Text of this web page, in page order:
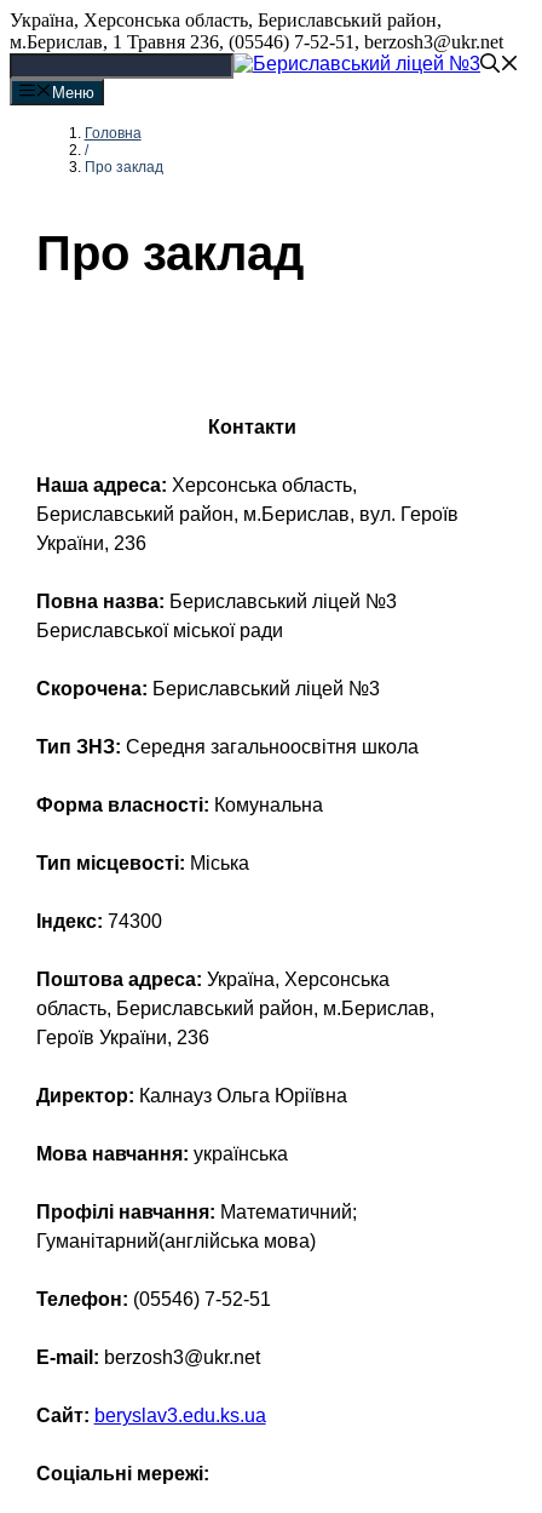
Перейти
до
вмісту
Україна, Херсонська область, Бериславський район,
м.Берислав, 1 Травня 236, (05546) 7-52-51, berzosh3@ukr.net
Меню
Головна
/
Про заклад
Про заклад
Контакти
Наша адреса: Херсонська область,
Бериславський район, м.Берислав, вул. Героїв
України, 236
Повна назва: Бериславський ліцей №3
Бериславської міської ради
Скорочена: Бериславський ліцей №3
Тип ЗНЗ: Середня загальноосвітня школа
Форма власності: Комунальна
Тип місцевості: Міська
Індекс: 74300
Поштова адреса: Україна, Херсонська
область, Бериславський район, м.Берислав,
Героїв України, 236
Директор: Калнауз Ольга Юріївна
Мова навчання: українська
Профілі навчання: Математичний;
Гуманітарний(англійська мова)
Телефон: (05546) 7-52-51
E-mail: berzosh3@ukr.net
Сайт: beryslav3.edu.ks.ua
Соціальні мережі: